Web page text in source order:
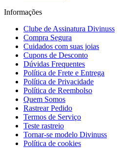
Informações
Clube de Assinatura Divinuss
Compra Segura
Cuidados com suas joias
Cupons de Desconto
Dúvidas Frequentes
Política de Frete e Entrega
Política de Privacidade
Política de Reembolso
Quem Somos
Rastrear Pedido
Termos de Serviço
Teste rastreio
Tornar-se modelo Divinuss
Política de cookies